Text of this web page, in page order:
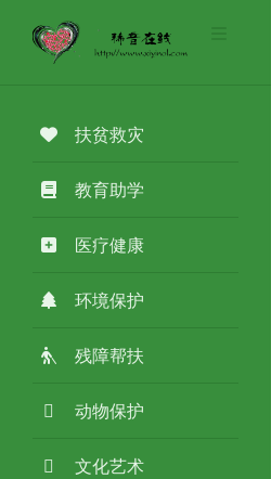
扶贫救灾
教育助学
医疗健康
环境保护
残障帮扶
动物保护
文化艺术